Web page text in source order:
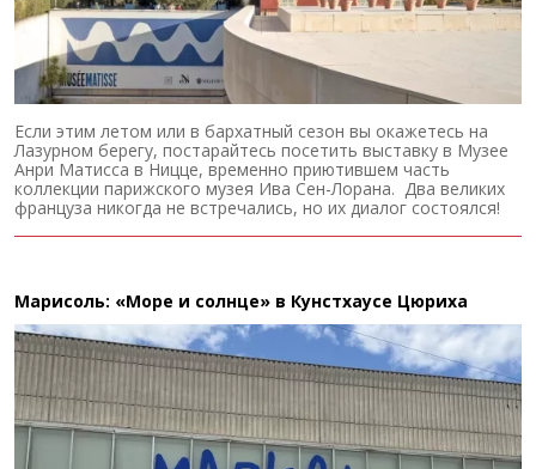
Если этим летом или в бархатный сезон вы окажетесь на
Лазурном берегу, постарайтесь посетить выставку в Музее
Анри Матисса в Ницце, временно приютившем часть
коллекции парижского музея Ива Сен-Лорана. Два великих
француза никогда не встречались, но их диалог состоялся!
Марисоль: «Море и солнце» в Кунстхаусе Цюриха